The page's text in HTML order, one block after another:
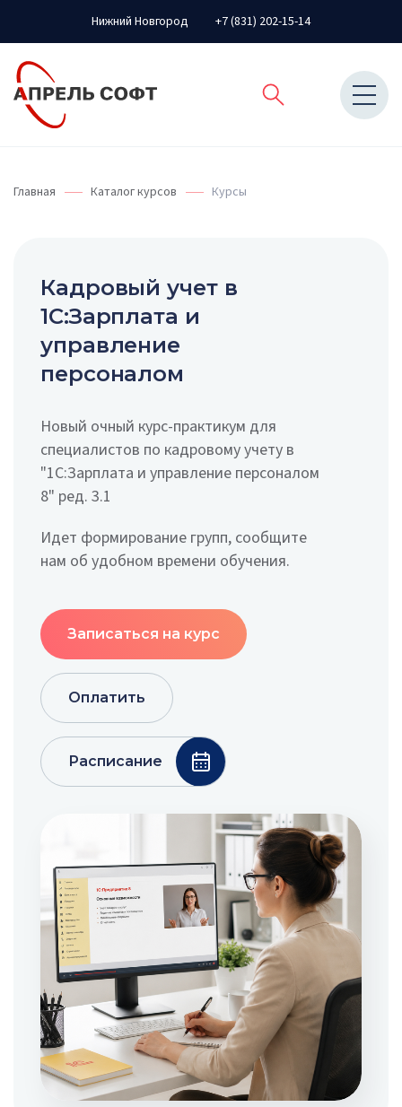
Нижний Новгород +7 (831) 202-15-14
Главная Каталог курсов Курсы
Кадровый учет в
1С:Зарплата и
управление
персоналом
Новый очный курс-практикум для
специалистов по кадровому учету в
"1С:Зарплата и управление персоналом
8" ред. 3.1
Идет формирование групп, сообщите
нам об удобном времени обучения.
Записаться на курс
Оплатить
Расписание